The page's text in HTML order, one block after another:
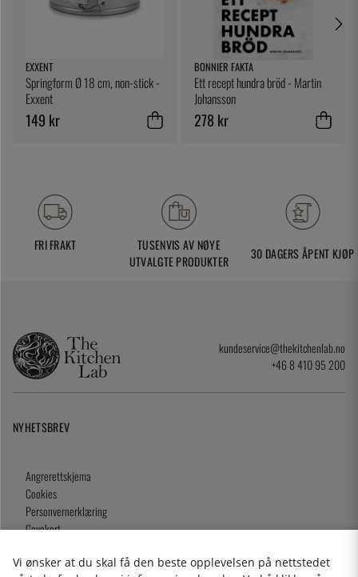
EXXENT
Springform Ø 18 cm, non-stick -
Exxent
149 kr
BONNIER FAKTA
Ett recept hundra bröd - Martin
Johansson
278 kr
FRI FRAKT
TUSENVIS AV NØYE
UTVALGTE PRODUKTER
30 DAGERS ÅPENT KJØP
kundeservice@thekitchenlab.no
+46 8 410 95 200
NYHETSBREV
Angrerettskjema
Cookies
Personvernerklæring
Gavekort
Vi ønsker at du skal få den beste opplevelsen på nettstedet